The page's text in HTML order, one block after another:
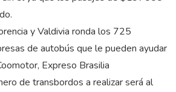
y Valdivia ronda los 725
de autobús que le pueden ayudar
Expreso Brasilia
de transbordos a realizar será al